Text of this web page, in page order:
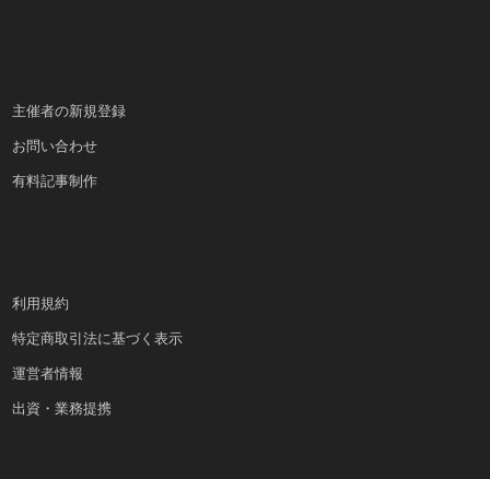
主催者の新規登録
お問い合わせ
有料記事制作
利用規約
特定商取引法に基づく表示
運営者情報
出資・業務提携